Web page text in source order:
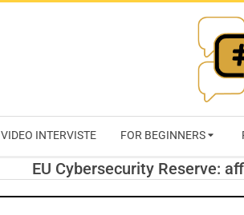
VIDEO INTERVISTE FOR BEGINNERS
EU Cybersecurity Reserve: